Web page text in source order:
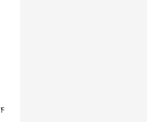
4. سپس در صفحه جدید باز شده گزینه new را انتخاب کنید.